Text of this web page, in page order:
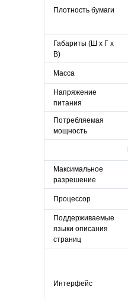
Плотность бумаги
Габариты (Ш х Г х
В)
Масса
Напряжение
питания
Потребляемая
мощность
Максимальное
разрешение
Процессор
Поддерживаемые
языки описания
страниц
Интерфейс